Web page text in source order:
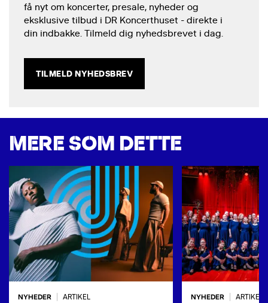
få nyt om koncerter, presale, nyheder og
eksklusive tilbud i DR Koncerthuset - direkte i
din indbakke. Tilmeld dig nyhedsbrevet i dag.
TILMELD NYHEDSBREV
MERE SOM DETTE
NYHEDER ARTIKEL NYHEDER ARTIKEL